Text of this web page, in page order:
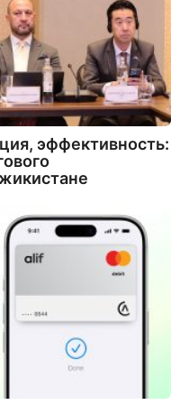
эффективность: